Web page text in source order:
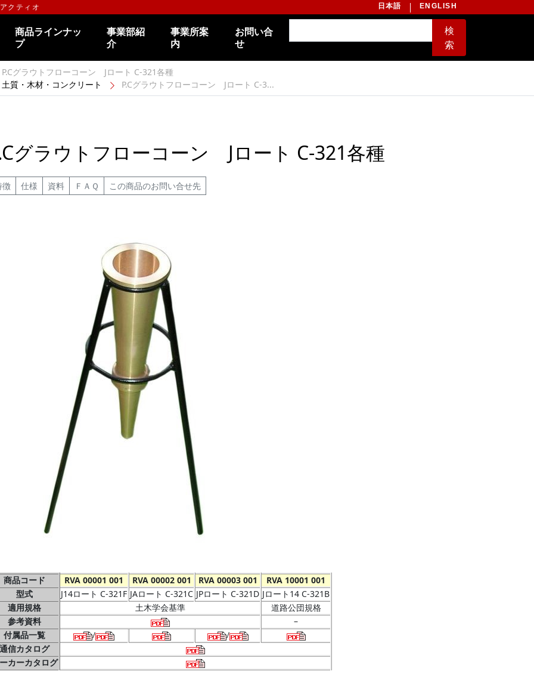
クティオ 日本語 ENGLISH
商品ラインナッ
プ
事業部紹
介
事業所案
内
お問い合
せ
検
索
P.Cグラウトフローコーン Jロート C-321各種
土質・木材・コンクリート P.Cグラウトフローコーン Jロート C-3...
グラウトフローコーン Jロート C-321各種
徴 仕様 資料 ＦＡＱ この商品のお問い合せ先
商品コード RVA 00001 001 RVA 00002 001 RVA 00003 001
RVA 10001 001
型式
J14ロート C-321F JAロート C-321C JPロート C-321D Jロート14 C-321B
適用規格
土木学会基準
道路公団規格
参考資料
–
付属品一覧
/
/
通信カタログ
カーカタログ